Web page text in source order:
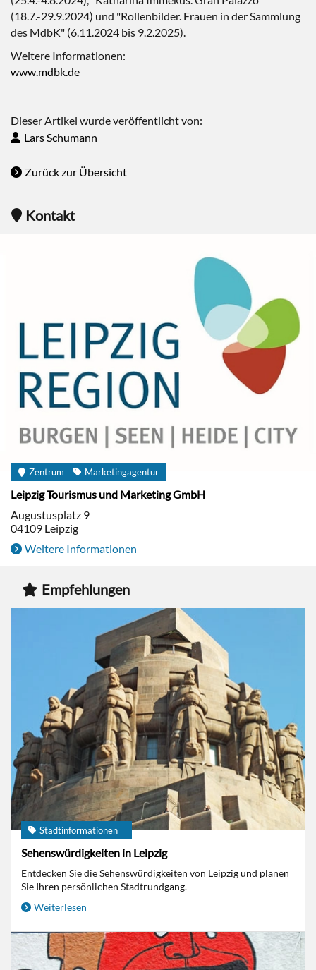
(18.7.-29.9.2024) und "Rollenbilder. Frauen in der Sammlung
des MdbK" (6.11.2024 bis 9.2.2025).
Weitere Informationen:
www.mdbk.de
Dieser Artikel wurde veröffentlicht von:
Lars Schumann
Zurück zur Übersicht
Kontakt
Zentrum Marketingagentur
Leipzig Tourismus und Marketing GmbH
Augustusplatz 9
04109 Leipzig
Weitere Informationen
Empfehlungen
Stadtinformationen
Sehenswürdigkeiten in Leipzig
Entdecken Sie die Sehenswürdigkeiten von Leipzig und planen
Sie Ihren persönlichen Stadtrundgang.
Weiterlesen